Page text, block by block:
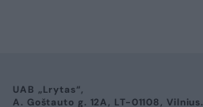
UAB „Lrytas“,
A. Goštauto g. 12A, LT-01108, Vilnius.